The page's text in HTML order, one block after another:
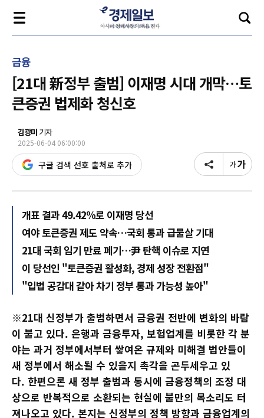
금융
[21대 新정부 출범] 이재명 시대 개막…토
큰증권 법제화 청신호
김광미 기자
2025-06-04 06:00:00
구글 검색 선호 출처로 추가
개표 결과 49.42%로 이재명 당선
여야 토큰증권 제도 약속…국회 통과 급물살 기대
21대 국회 임기 만료 폐기…尹 탄핵 이슈로 지연
이 당선인 "토큰증권 활성화, 경제 성장 전환점"
"입법 공감대 같아 차기 정부 통과 가능성 높아"
※21대 신정부가 출범하면서 금융권 전반에 변화의 바람
이 불고 있다. 은행과 금융투자, 보험업계를 비롯한 각 분
야는 과거 정부에서부터 쌓여온 규제와 미해결 법안들이
새 정부에서 해소될 수 있을지 촉각을 곤두세우고 있
다. 한편으론 새 정부 출범과 동시에 금융정책의 조정 대
상으로 반복적으로 소환되는 현실에 불만의 목소리도 터
져나오고 있다. 본지는 신정부의 정책 방향과 금융업계의